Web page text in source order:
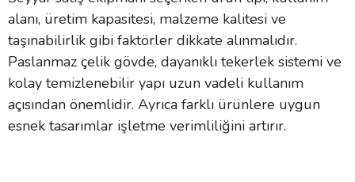
alanı, üretim kapasitesi, malzeme kalitesi ve
taşınabilirlik gibi faktörler dikkate alınmalıdır.
Paslanmaz çelik gövde, dayanıklı tekerlek sistemi ve
kolay temizlenebilir yapı uzun vadeli kullanım
açısından önemlidir. Ayrıca farklı ürünlere uygun
esnek tasarımlar işletme verimliliğini artırır.